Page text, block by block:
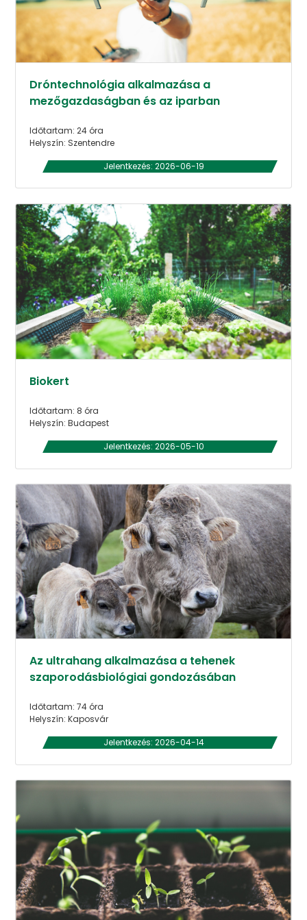
Dróntechnológia alkalmazása a
mezőgazdaságban és az iparban
Időtartam: 24 óra
Helyszín: Szentendre
Jelentkezés: 2026-06-19
Biokert
Időtartam: 8 óra
Helyszín: Budapest
Jelentkezés: 2026-05-10
Az ultrahang alkalmazása a tehenek
szaporodásbiológiai gondozásában
Időtartam: 74 óra
Helyszín: Kaposvár
Jelentkezés: 2026-04-14